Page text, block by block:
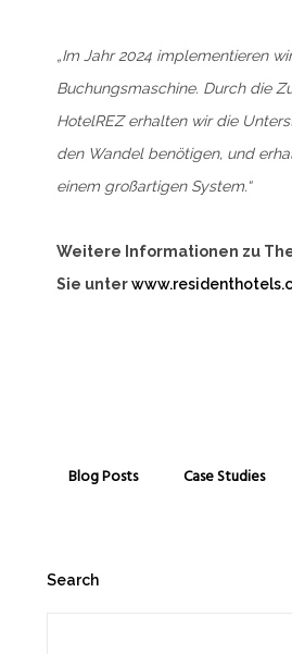
„Im Jahr 2024 implementieren
Buchungsmaschine. Durch die
HotelREZ erhalten wir die
den Wandel benötigen, und
einem großartigen System.“
Weitere Informationen zu
Sie unter
Blog Posts Case Studies
Search